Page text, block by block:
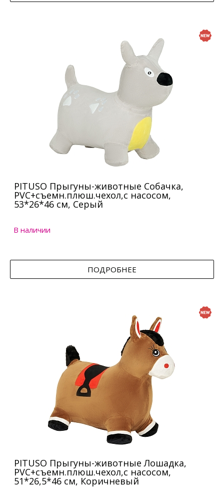
PITUSO Прыгуны-животные Собачка,
PVC+съемн.плюш.чехол,с насосом,
53*26*46 см, Серый
В наличии
ПОДРОБНЕЕ
PITUSO Прыгуны-животные Лошадка,
PVC+съемн.плюш.чехол,с насосом,
51*26,5*46 см, Коричневый